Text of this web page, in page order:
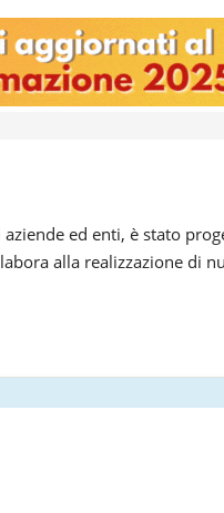
ed enti, è stato
alla realizzazione di